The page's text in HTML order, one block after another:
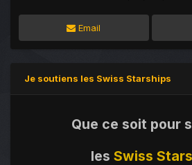
Email
Je soutiens les Swiss Starships
Que ce soit pour
les Swiss